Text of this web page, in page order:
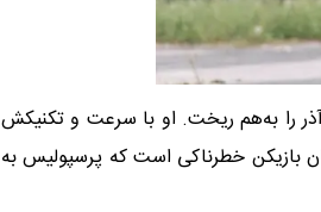
را به‌هم ریخت. او با سرعت و تکنیکش
بازیکن خطرناکی است که پرسپولیس به